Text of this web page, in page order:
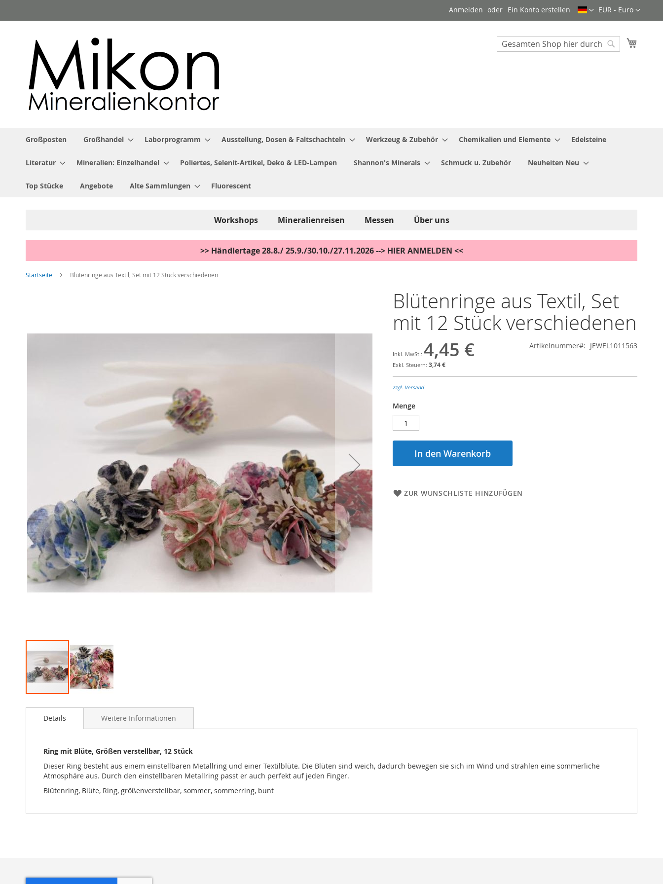
Inhalt
Währung
EUR - Euro
Sprache
Anmelden Ein Konto erstellen
Search
Großposten Großhandel Laborprogramm Ausstellung, Dosen & Faltschachteln Werkzeug & Zubehör Chemikalien und Elemente Edelsteine
Literatur Mineralien: Einzelhandel Poliertes, Selenit-Artikel, Deko & LED-Lampen Shannon's Minerals Schmuck u. Zubehör Neuheiten Neu
Top Stücke Angebote Alte Sammlungen Fluorescent
Workshops Mineralienreisen Messen Über uns
>> Händlertage 28.8./ 25.9./30.10./27.11.2026 --> HIER ANMELDEN <<
Startseite Blütenringe aus Textil, Set mit 12 Stück verschiedenen
springen
Anfang
Blütenringe aus Textil, Set
mit 12 Stück verschiedenen
4,45 €
3,74 €
Artikelnummer JEWEL1011563
zzgl. Versand
Menge
In den Warenkorb
ZUR WUNSCHLISTE HINZUFÜGEN
Details
Ring mit Blüte, Größen verstellbar, 12 Stück
Dieser Ring besteht aus einem einstellbaren Metallring und einer Textilblüte. Die Blüten sind weich, dadurch bewegen sie sich im Wind und strahlen eine sommerliche
Atmosphäre aus. Durch den einstellbaren Metallring passt er auch perfekt auf jeden Finger.
Blütenring, Blüte, Ring, größenverstellbar, sommer, sommerring, bunt
Weitere Informationen